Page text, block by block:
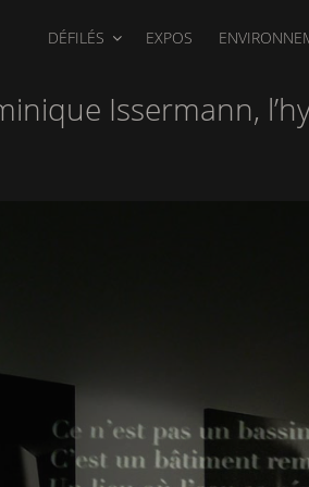
DÉFILÉS EXPOS
Issermann,